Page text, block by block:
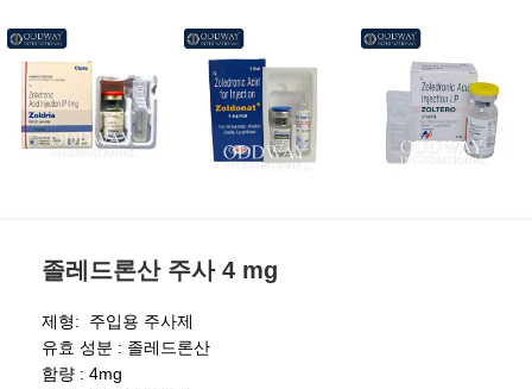
졸레드론산 주사 4 mg
제형: 주입용 주사제
유효 성분 : 졸레드론산
함량 : 4mg